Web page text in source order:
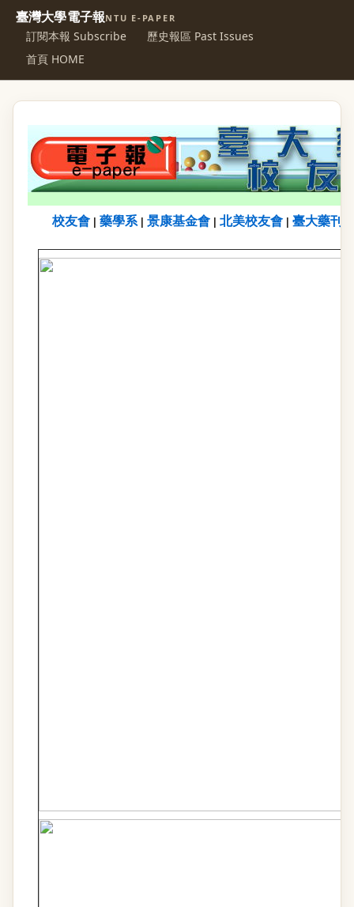
臺灣大學電子報NTU E-PAPER
訂閱本報 Subscribe
歷史報區 Past Issues
首頁 HOME
校友會 藥學系| 景康基金會 北美校友會 臺大藥刊